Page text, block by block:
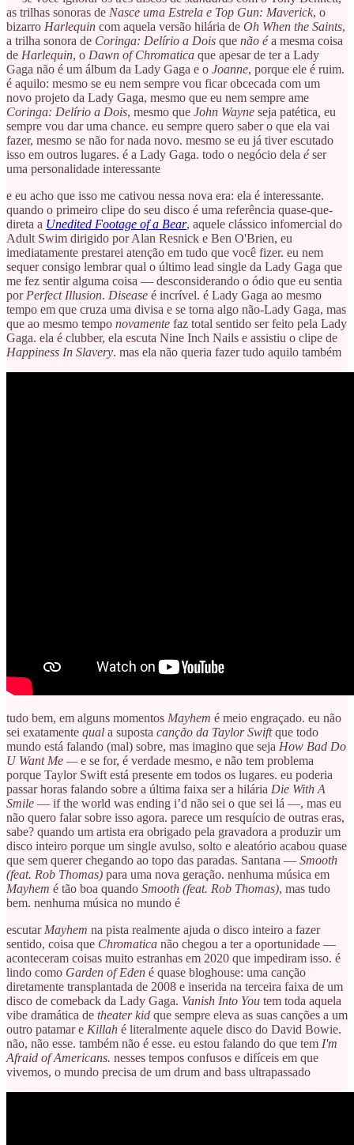
as trilhas sonoras de Nasce uma Estrela e Top Gun: Maverick, o
bizarro Harlequin com aquela versão hilária de Oh When the Saints,
a trilha sonora de Coringa: Delírio a Dois que não éa mesma coisa
de Harlequin, o Dawn of Chromatica que apesar de ter a Lady
Gaga não é um álbum da Lady Gaga e o Joanne, porque ele é ruim.
é aquilo: mesmo se eu nem sempre vou ficar obcecada com um
novo projeto da Lady Gaga, mesmo que eu nem sempre ame
Coringa: Delírio a Dois, mesmo que John Wayne seja patética eu
sempre vou dar uma chance. eu sempre quero saber o que ela vai
fazer, mesmo se não for nada novo. mesmo se eu já tiver escutado
isso em outros lugares. é a Lady Gaga. todo o negócio dela éser
uma personalidade interessante
e eu acho que isso me cativou nessa nova era: ela é interessante.
quando o primeiro clipe do seu disco é uma referência quase-que-
direta a Unedited Footage of a Bear, aquele clássico infomercial do
Adult Swim dirigido por Alan Resnick e Ben O'Brien, eu
imediatamente prestarei atenção em tudo que você fizer. eu nem
sequer consigo lembrar qual o último lead single da Lady Gaga que
me fez sentir alguma coisa — desconsiderando o ódio que eu sentia
por Perfect Illusion. Disease é incrível. é Lady Gaga ao mesmo
tempo em que cruza uma divisa e se torna algo não-Lady Gaga, mas
que ao mesmo tempo novamente faz total sentido ser feito pela Lady
Gaga. ela é clubber, ela escuta Nine Inch Nails e assistiu o clipe de
Happiness In Slavery. mas ela não queria fazer tudo aquilo também
tudo bem, em alguns momentos Mayhem é meio engraçado. eu não
sei exatamente qual a suposta canção da Taylor Swiftque todo
mundo está falando (mal) sobre, mas imagino que seja How Bad Do
U Want Me —e se for, é verdade mesmo, e não tem problema
porque Taylor Swift está presente em todos os lugares. eu poderia
passar horas falando sobre a última faixa ser a hilária Die With A
Smile — if the world was ending i’d não sei o que sei lá —, mas eu
não quero falar sobre isso agora. parece um resquício de outras eras,
sabe? quando um artista era obrigado pela gravadora a produzir um
disco inteiro porque um single avulso, solto e aleatório acabou quase
que sem querer chegando ao topo das paradas. Santana — Smooth
(feat. Rob Thomas) para uma nova geração. nenhuma música em
Mayhem é tão boa quando Smooth (feat. Rob Thomas), mas tudo
bem. nenhuma música no mundo é
escutar Mayhem na pista realmente ajuda o disco inteiro a fazer
sentido, coisa que Chromatica não chegou a ter a oportunidade —
aconteceram coisas muito estranhas em 2020 que impediram isso. é
lindo como Garden of Eden é quase bloghouse: uma canção
diretamente transplantada de 2008 e inserida na terceira faixa de um
disco de comeback da Lady Gaga. Vanish Into You tem toda aquela
vibe dramática de theater kid que sempre eleva as suas canções a um
outro patamar e Killah é literalmente aquele disco do David Bowie.
não, não esse. também não é esse. eu estou falando do que tem I'm
Afraid of Americans. nesses tempos confusos e difíceis em que
vivemos, o mundo precisa de um drum and bass ultrapassado